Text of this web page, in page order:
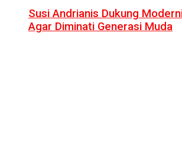
Susi Andrianis Dukung
Agar Diminati Generasi Muda